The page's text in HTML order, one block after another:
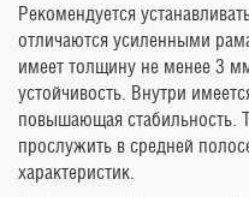
Рекомендуется
отличаются усиленными
имеет толщину не менее 3
устойчивость. Внутри
повышающая стабильность.
прослужить в средней
характеристик.